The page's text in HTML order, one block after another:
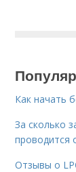
Как начать
За сколько
проводится
Отзывы о